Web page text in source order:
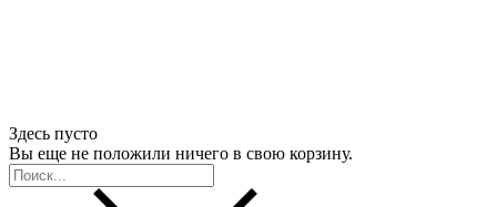
Здесь пусто
Вы еще не положили ничего в свою корзину.